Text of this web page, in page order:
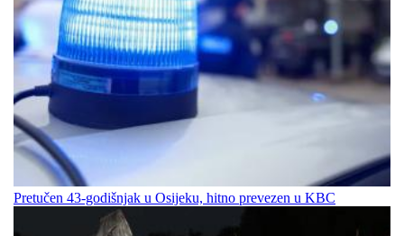
Pretučen 43-godišnjak u Osijeku, hitno prevezen u KBC